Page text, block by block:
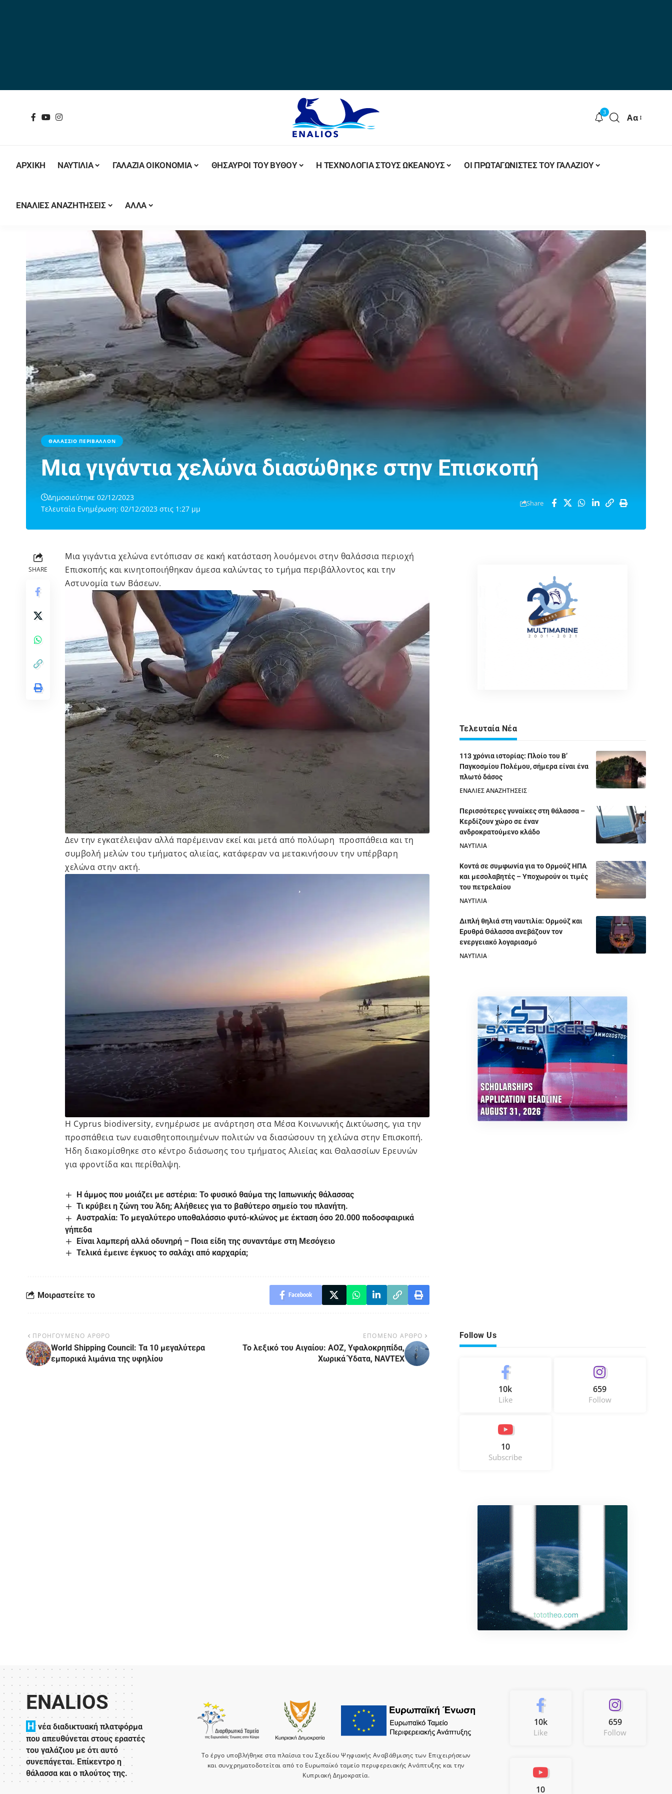
3 Αα
ΑΡΧΙΚΗ ΝΑΥΤΙΛΙΑ ΓΑΛΑΖΙΑ ΟΙΚΟΝΟΜΙΑ ΘΗΣΑΥΡΟΙ ΤΟΥ ΒΥΘΟΥ Η ΤΕΧΝΟΛΟΓΙΑ ΣΤΟΥΣ ΩΚΕΑΝΟΥΣ ΟΙ ΠΡΩΤΑΓΩΝΙΣΤΕΣ ΤΟΥ ΓΑΛΑΖΙΟΥ
ΕΝΑΛΙΕΣ ΑΝΑΖΗΤΗΣΕΙΣ ΑΛΛΑ
ΘΑΛΑΣΣΙΟ ΠΕΡΙΒΑΛΛΟΝ
Μια γιγάντια χελώνα διασώθηκε στην Επισκοπή
Τελευταία Ενημέρωση: 02/12/2023 στις 1:27 μμ
Δημοσιεύτηκε 02/12/2023
Share
SHARE
Μια γιγάντια χελώνα εντόπισαν σε κακή κατάσταση λουόμενοι στην θαλάσσια περιοχή
Επισκοπής και κινητοποιήθηκαν άμεσα καλώντας το τμήμα περιβάλλοντος και την
Αστυνομία των Βάσεων.
Δεν την εγκατέλειψαν αλλά παρέμειναν εκεί και μετά από πολύωρη προσπάθεια και τη
συμβολή μελών του τμήματος αλιείας, κατάφεραν να μετακινήσουν την υπέρβαρη
χελώνα στην ακτή.
Η Cyprus biodiversity, ενημέρωσε με ανάρτηση στα Μέσα Κοινωνικής Δικτύωσης, για την
προσπάθεια των ευαισθητοποιημένων πολιτών να διασώσουν τη χελώνα στην Επισκοπή.
Ήδη διακομίσθηκε στο κέντρο διάσωσης του τμήματος Αλιείας και Θαλασσίων Ερευνών
για φροντίδα και περίθαλψη.
Η άμμος που μοιάζει με αστέρια: Το φυσικό θαύμα της Ιαπωνικής θάλασσας
Τι κρύβει η ζώνη του Άδη; Αλήθειες για το βαθύτερο σημείο του πλανήτη.
Αυστραλία: Το μεγαλύτερο υποθαλάσσιο φυτό-κλώνος με έκταση όσο 20.000 ποδοσφαιρικά
γήπεδα
Είναι λαμπερή αλλά οδυνηρή – Ποια είδη της συναντάμε στη Μεσόγειο
Τελικά έμεινε έγκυος το σαλάχι από καρχαρία;
Μοιραστείτε το Facebook
ΠΡΟΗΓΟΥΜΕΝΟ ΑΡΘΡΟ
World Shipping Council: Τα 10 μεγαλύτερα
εμπορικά λιμάνια της υφηλίου
ΕΠΟΜΕΝΟ ΑΡΘΡΟ
Το λεξικό του Αιγαίου: ΑΟΖ, Υφαλοκρηπίδα,
Χωρικά Ύδατα, NAVTEX
Τελευταία Νέα
113 χρόνια ιστορίας: Πλοίο του Β’
Παγκοσμίου Πολέμου, σήμερα είναι ένα
πλωτό δάσος
ΕΝΑΛΙΕΣ ΑΝΑΖΗΤΗΣΕΙΣ
Περισσότερες γυναίκες στη θάλασσα –
Κερδίζουν χώρο σε έναν
ανδροκρατούμενο κλάδο
ΝΑΥΤΙΛΙΑ
Κοντά σε συμφωνία για το Ορμούζ ΗΠΑ
και μεσολαβητές – Υποχωρούν οι τιμές
του πετρελαίου
ΝΑΥΤΙΛΙΑ
Διπλή θηλιά στη ναυτιλία: Ορμούζ και
Ερυθρά Θάλασσα ανεβάζουν τον
ενεργειακό λογαριασμό
ΝΑΥΤΙΛΙΑ
Follow Us
10k
Like
659
Follow
10
Subscribe
ENALIOS
H νέα διαδικτυακή πλατφόρμα
που απευθύνεται στους εραστές
του γαλάζιου με ότι αυτό
συνεπάγεται. Επίκεντρο η
θάλασσα και ο πλούτος της.
Το έργο υποβλήθηκε στα πλαίσια του Σχεδίου Ψηφιακής Αναβάθμισης των Επιχειρήσεων
και συνχρηματοδοτείται από το Ευρωπαϊκό ταμείο περιφερειακής Ανάπτυξης και την
Κυπριακή Δημοκρατία.
10k
Like
659
Follow
10